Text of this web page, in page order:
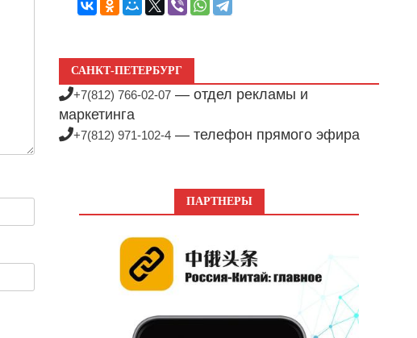
САНКТ-ПЕТЕРБУРГ
+7(812) 766-02-07 — отдел рекламы и
маркетинга
+7(812) 971-102-4 — телефон прямого эфира
ПАРТНЕРЫ